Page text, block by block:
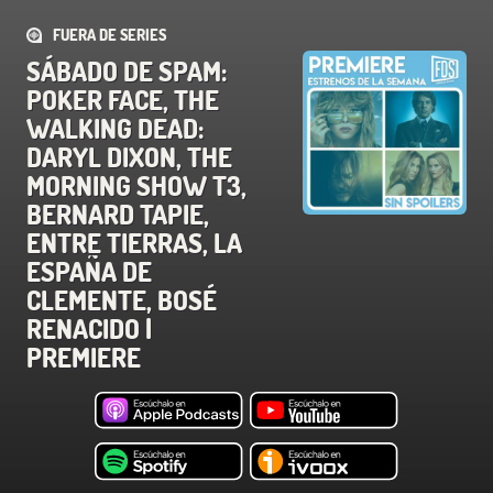
FUERA DE SERIES
SÁBADO DE SPAM:
POKER FACE, THE
WALKING DEAD:
DARYL DIXON, THE
MORNING SHOW T3,
BERNARD TAPIE,
ENTRE TIERRAS, LA
ESPAÑA DE
CLEMENTE, BOSÉ
RENACIDO |
PREMIERE